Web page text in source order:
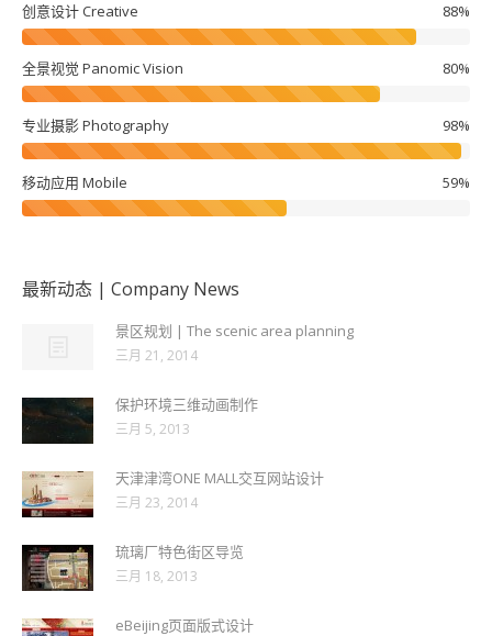
创意设计 Creative 88%
全景视觉 Panomic Vision 80%
专业摄影 Photography 98%
移动应用 Mobile 59%
最新动态 | Company News
景区规划 | The scenic area planning
三月 21, 2014
保护环境三维动画制作
三月 5, 2013
天津津湾ONE MALL交互网站设计
三月 23, 2014
琉璃厂特色街区导览
三月 18, 2013
eBeijing页面版式设计